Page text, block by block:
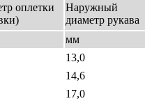
оплетки
Наружный
диаметр рукава
мм
13,0
14,6
17,0